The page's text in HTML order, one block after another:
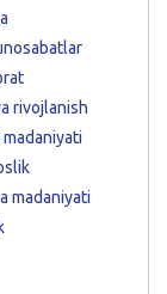
rivojlanish
madaniyati